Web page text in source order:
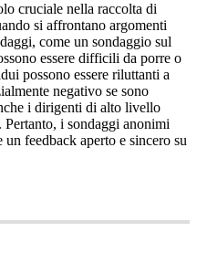
cruciale nella raccolta di
si affrontano argomenti
, come un sondaggio sul
essere difficili da porre o
possono essere riluttanti a
negativo se sono
i dirigenti di alto livello
. Pertanto, i sondaggi anonimi
un feedback aperto e sincero su